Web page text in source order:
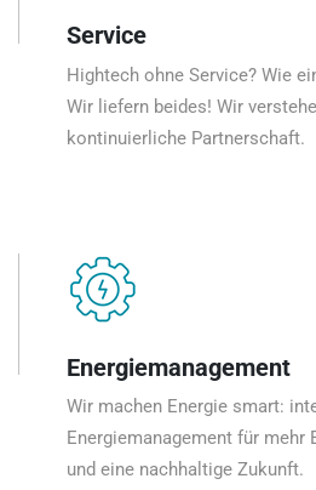
Service
Hightech ohne Service? Wie
Wir liefern beides! Wir
kontinuierliche Partnerschaft.
Energiemanagement
Wir machen Energie smart:
Energiemanagement für mehr
und eine nachhaltige Zukunft.